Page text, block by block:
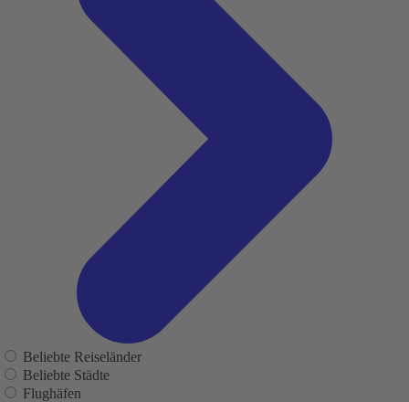
Beliebte Reiseländer
Beliebte Städte
Flughäfen